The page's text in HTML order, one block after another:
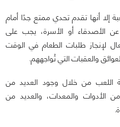
إلا أنها تقدم تحدي ممتع جدًا أمام
عن الأصدقاء أو الأسرة، يجب على
لإنجاز طلبات الطعام في الوقت
والعقبات التي تُواجههم.
اللعب من خلال وجود العديد من
الأدوات والمعدات، والعديد من